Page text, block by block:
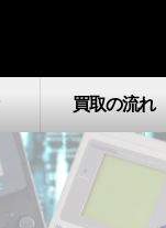
買取の流れ